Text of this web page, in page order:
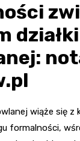
działki
wiąże się z
formalności,